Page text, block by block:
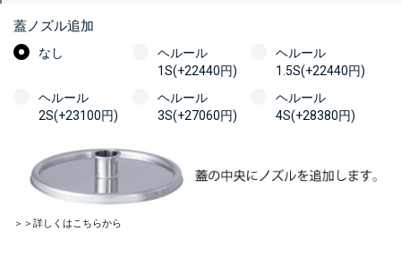
蓋ノズル追加
なし
ヘルール
1S(+22440円)
ヘルール
1.5S(+22440円)
ヘルール
2S(+23100円)
ヘルール
3S(+27060円)
ヘルール
4S(+28380円)
＞＞詳しくはこちらから